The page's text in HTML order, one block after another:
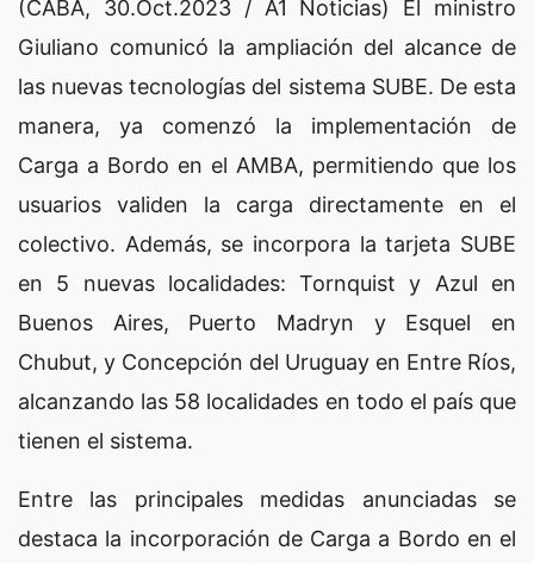
(CABA, 30.Oct.2023 / A1 Noticias) El ministro
Giuliano comunicó la ampliación del alcance de
las nuevas tecnologías del sistema SUBE. De esta
manera, ya comenzó la implementación de
Carga a Bordo en el AMBA, permitiendo que los
usuarios validen la carga directamente en el
colectivo. Además, se incorpora la tarjeta SUBE
en 5 nuevas localidades: Tornquist y Azul en
Buenos Aires, Puerto Madryn y Esquel en
Chubut, y Concepción del Uruguay en Entre Ríos,
alcanzando las 58 localidades en todo el país que
tienen el sistema.
Entre las principales medidas anunciadas se
destaca la incorporación de Carga a Bordo en el